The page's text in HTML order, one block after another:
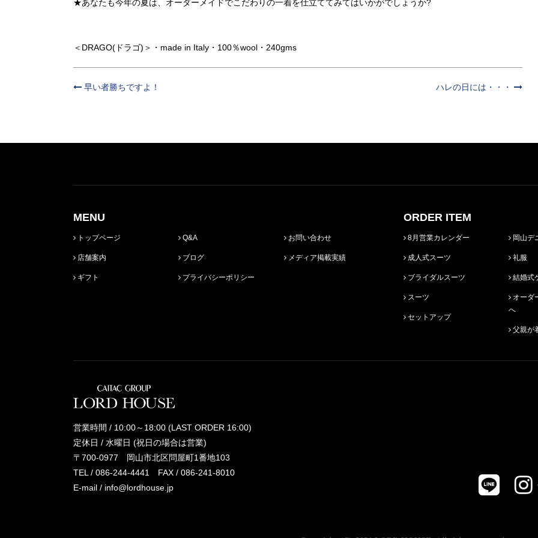
★あなたも今年の夏は、オーダーメイドでこだわりの一着を仕立ててみてはいかがでしょうか?
＜DRAGO(ドラゴ)＞・made in Italy・100％wool・240gms
早い者勝ちですよ！ ハレの日には・・・
MENU
トップページ
店舗案内
ギフト
Q&A
ブログ
プライバシーポリシー
お問い合わせ
メディア掲載実績
ORDER ITEM
8月営業カレンダー
成人式スーツ
ブライダルスーツ
スーツ
セットアップ
岡山デ
礼服
結婚式
へ
父親が
営業時間 / 10:00～18:00 (LAST ORDER 16:00)
定休日 / 水曜日 (祝日の場合は営業)
〒700-0977 岡山市北区問屋町1番地103
TEL / 086-244-4441
FAX / 086-241-8010
E-mail / info@lordhouse.jp